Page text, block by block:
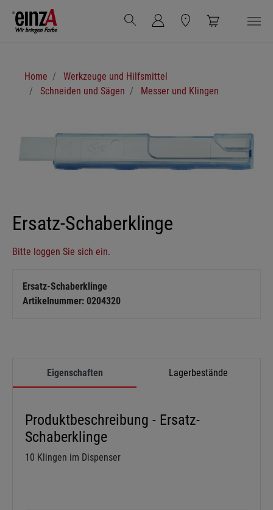
Zum Hauptinhalt springen
Home
Werkzeuge und Hilfsmittel
Schneiden und Sägen
Messer und Klingen
Ersatz-Schaberklinge
Bitte loggen Sie sich ein.
Ersatz-Schaberklinge
Artikelnummer: 0204320
Eigenschaften Lagerbestände
Produktbeschreibung - Ersatz-
Schaberklinge
10 Klingen im Dispenser